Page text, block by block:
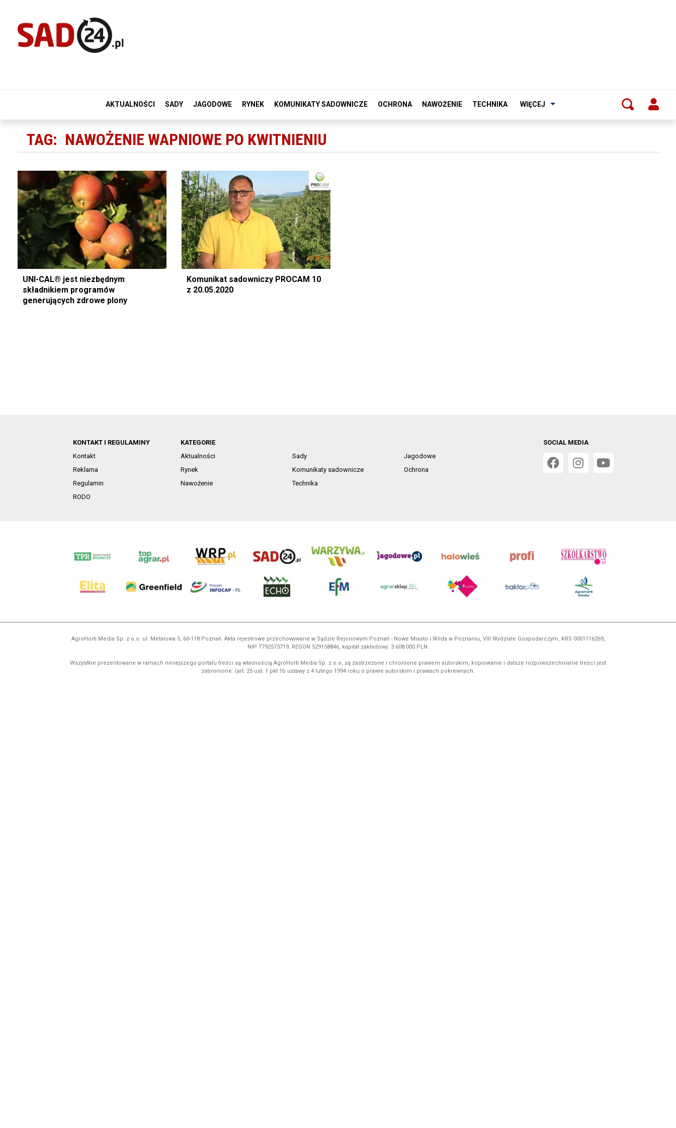
AKTUALNOŚCI SADY JAGODOWE RYNEK KOMUNIKATY SADOWNICZE OCHRONA NAWOŻENIE TECHNIKA WIĘCEJ
TAG: NAWOŻENIE WAPNIOWE PO KWITNIENIU
UNI-CAL® jest niezbędnym
składnikiem programów
generujących zdrowe plony
Komunikat sadowniczy PROCAM 10
z 20.05.2020
KONTAKT I REGULAMINY
Kontakt
Reklama
Regulamin
RODO
KATEGORIE
Aktualności
Sady
Jagodowe
Rynek
Komunikaty sadownicze
Ochrona
Nawożenie
Technika
SOCIAL MEDIA
AgroHorti Media Sp. z o.o. ul. Metalowa 5, 60-118 Poznań. Akta rejestrowe przechowywane w Sądzie Rejonowym Poznań - Nowe Miasto i Wilda w Poznaniu, VIII Wydziale Gospodarczym, KRS 0001116269,
NIP 7792573719, REGON 529158846, kapitał zakładowy: 3.608.000 PLN.
Wszystkie prezentowane w ramach niniejszego portalu treści są własnością AgroHorti Media Sp. z o.o, są zastrzeżone i chronione prawem autorskim, kopiowanie i dalsze rozpowszechnianie treści jest
zabronione. (art. 25 ust. 1 pkt 1b ustawy z 4 lutego 1994 roku o prawie autorskim i prawach pokrewnych.